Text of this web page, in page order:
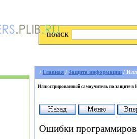
ПОИСК
/ Главная / Защита информации /
Иллюстрированный самоучитель по защите в
Ошибки